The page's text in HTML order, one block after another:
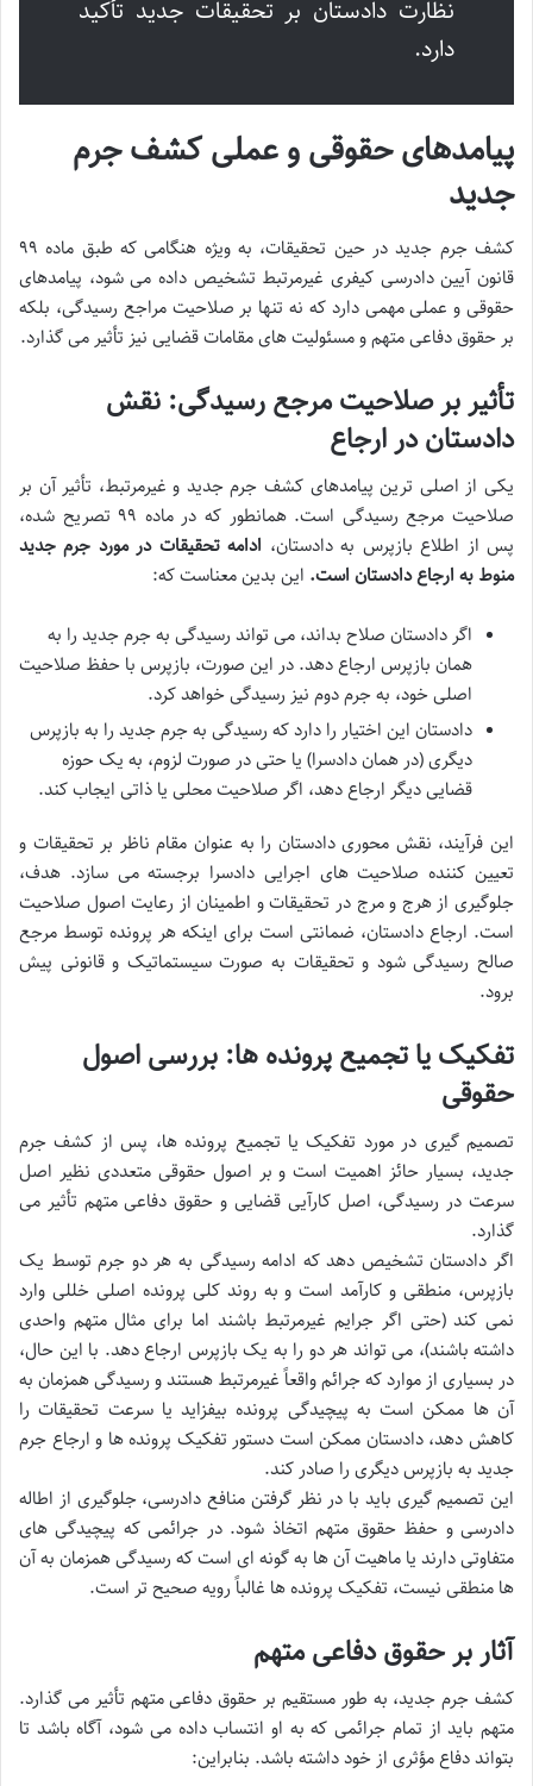
نظارت دادستان بر تحقیقات جدید تأکید
دارد.
پیامدهای حقوقی و عملی کشف جرم
جدید
کشف جرم جدید در حین تحقیقات، به ویژه هنگامی که طبق ماده ۹۹
قانون آیین دادرسی کیفری غیرمرتبط تشخیص داده می شود، پیامدهای
حقوقی و عملی مهمی دارد که نه تنها بر صلاحیت مراجع رسیدگی، بلکه
بر حقوق دفاعی متهم و مسئولیت های مقامات قضایی نیز تأثیر می گذارد.
تأثیر بر صلاحیت مرجع رسیدگی: نقش
دادستان در ارجاع
یکی از اصلی ترین پیامدهای کشف جرم جدید و غیرمرتبط، تأثیر آن بر
صلاحیت مرجع رسیدگی است. همانطور که در ماده ۹۹ تصریح شده،
پس از اطلاع بازپرس به دادستان، ادامه تحقیقات در مورد جرم جدید
منوط به ارجاع دادستان است. این بدین معناست که:
اگر دادستان صلاح بداند، می تواند رسیدگی به جرم جدید را به
همان بازپرس ارجاع دهد. در این صورت، بازپرس با حفظ صلاحیت
اصلی خود، به جرم دوم نیز رسیدگی خواهد کرد.
دادستان این اختیار را دارد که رسیدگی به جرم جدید را به بازپرس
دیگری (در همان دادسرا) یا حتی در صورت لزوم، به یک حوزه
قضایی دیگر ارجاع دهد، اگر صلاحیت محلی یا ذاتی ایجاب کند.
این فرآیند، نقش محوری دادستان را به عنوان مقام ناظر بر تحقیقات و
تعیین کننده صلاحیت های اجرایی دادسرا برجسته می سازد. هدف،
جلوگیری از هرج و مرج در تحقیقات و اطمینان از رعایت اصول صلاحیت
است. ارجاع دادستان، ضمانتی است برای اینکه هر پرونده توسط مرجع
صالح رسیدگی شود و تحقیقات به صورت سیستماتیک و قانونی پیش
برود.
تفکیک یا تجمیع پرونده ها: بررسی اصول
حقوقی
تصمیم گیری در مورد تفکیک یا تجمیع پرونده ها، پس از کشف جرم
جدید، بسیار حائز اهمیت است و بر اصول حقوقی متعددی نظیر اصل
سرعت در رسیدگی، اصل کارآیی قضایی و حقوق دفاعی متهم تأثیر می
گذارد.
اگر دادستان تشخیص دهد که ادامه رسیدگی به هر دو جرم توسط یک
بازپرس، منطقی و کارآمد است و به روند کلی پرونده اصلی خللی وارد
نمی کند (حتی اگر جرایم غیرمرتبط باشند اما برای مثال متهم واحدی
داشته باشند)، می تواند هر دو را به یک بازپرس ارجاع دهد. با این حال،
در بسیاری از موارد که جرائم واقعاً غیرمرتبط هستند و رسیدگی همزمان به
آن ها ممکن است به پیچیدگی پرونده بیفزاید یا سرعت تحقیقات را
کاهش دهد، دادستان ممکن است دستور تفکیک پرونده ها و ارجاع جرم
جدید به بازپرس دیگری را صادر کند.
این تصمیم گیری باید با در نظر گرفتن منافع دادرسی، جلوگیری از اطاله
دادرسی و حفظ حقوق متهم اتخاذ شود. در جرائمی که پیچیدگی های
متفاوتی دارند یا ماهیت آن ها به گونه ای است که رسیدگی همزمان به آن
ها منطقی نیست، تفکیک پرونده ها غالباً رویه صحیح تر است.
آثار بر حقوق دفاعی متهم
کشف جرم جدید، به طور مستقیم بر حقوق دفاعی متهم تأثیر می گذارد.
متهم باید از تمام جرائمی که به او انتساب داده می شود، آگاه باشد تا
بتواند دفاع مؤثری از خود داشته باشد. بنابراین: